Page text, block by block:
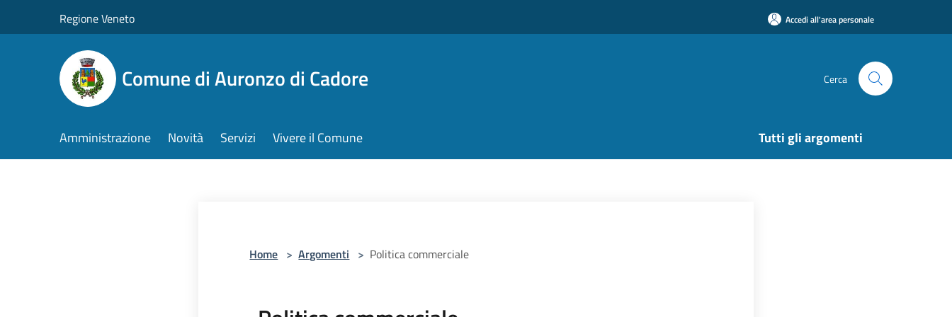
Regione Veneto Accedi all'area personale
Comune di Auronzo di Cadore Cerca
Amministrazione Novità Servizi Vivere il Comune Tutti gli argomenti
Home > Argomenti > Politica commerciale